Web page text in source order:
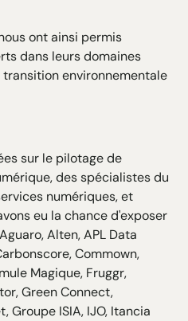
ont ainsi permis
dans leurs domaines
environnementale
sur le pilotage de
des spécialistes du
numériques, et
eu la chance d'exposer
Alten, APL Data
Commown,
Magique, Fruggr,
Green Connect,
Groupe ISIA, IJO, Itancia